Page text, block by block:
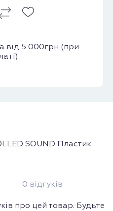
від 5 000грн (при
SOUND Пластик
0 відгуків
про цей товар. Будьте